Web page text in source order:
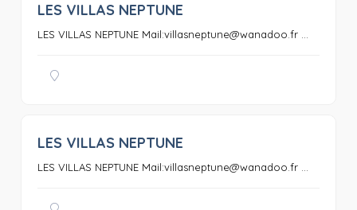
LES VILLAS NEPTUNE
LES VILLAS NEPTUNE Mail:villasneptune@wanadoo.fr ...
LES VILLAS NEPTUNE
LES VILLAS NEPTUNE Mail:villasneptune@wanadoo.fr ...